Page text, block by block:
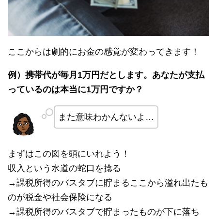
ここからは劇的にお金の感覚が変わってきます！
例）携帯代が毎月1万円だとします。あなたが支払
っているのは本当に1万円ですか？
また意味わかんないよ…
まずはこの図を頭にいれよう！
収入という水道の蛇口を捻る
→課税所得のバスタブに貯まるここから溢れ出たも
のが税金や社会保険になる
→課税所得のバスタブで貯まったものが下に落ち